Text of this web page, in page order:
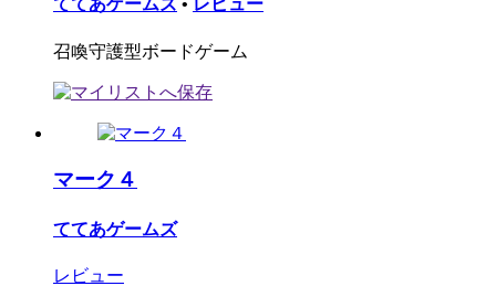
ててあゲームズ • レビュー
召喚守護型ボードゲーム
マーク４
ててあゲームズ
レビュー